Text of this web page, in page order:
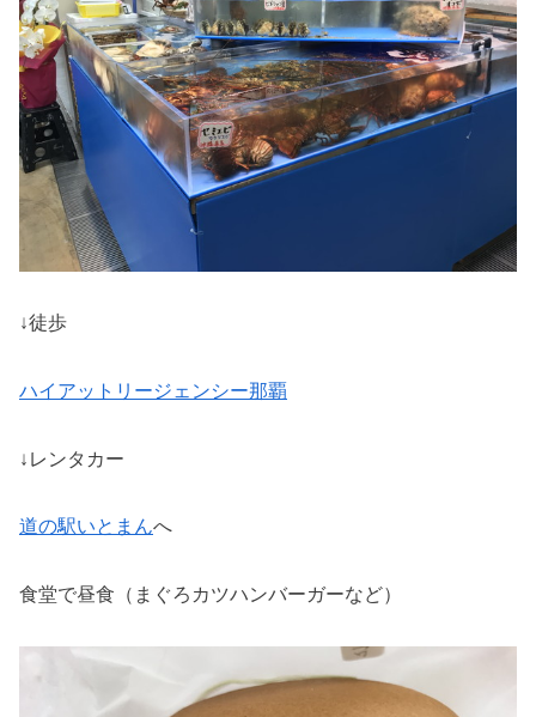
↓徒歩
ハイアットリージェンシー那覇
↓レンタカー
道の駅いとまんへ
食堂で昼食（まぐろカツハンバーガーなど）